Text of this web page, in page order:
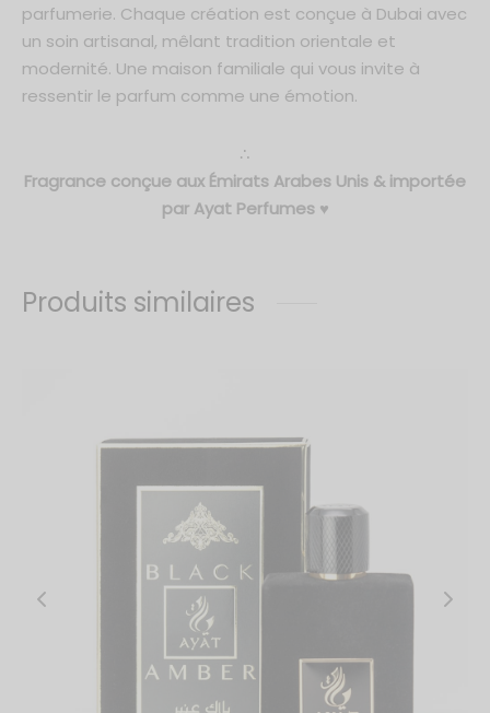
parfumerie. Chaque création est conçue à Dubai avec
un soin artisanal, mêlant tradition orientale et
modernité. Une maison familiale qui vous invite à
ressentir le parfum comme une émotion.
∴
Fragrance conçue aux Émirats Arabes Unis & importée
par Ayat Perfumes ♥
Produits similaires